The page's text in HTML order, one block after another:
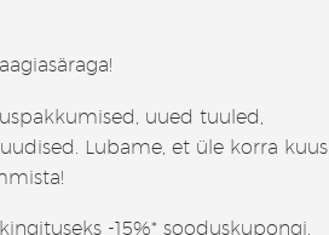
uued tuuled,
Lubame, et üle korra kuus
-15%* sooduskupongi,